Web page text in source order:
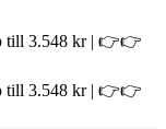
till 3.548 kr | 👉👉
till 3.548 kr | 👉👉